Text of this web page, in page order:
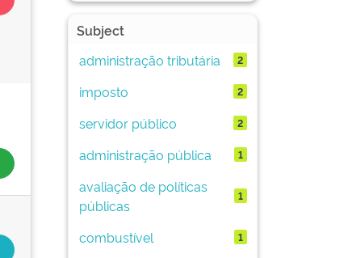
Subject
administração tributária
2
imposto 2
servidor público 2
administração pública 1
avaliação de políticas
públicas
1
combustível 1